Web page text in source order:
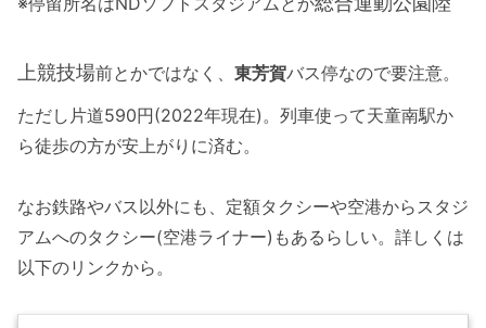
上競技場前とかではなく、 東芳賀バス停なので要注意。
ただし片道590円(2022年現在)。列車使って天童南駅か
ら徒歩の方が安上がりに済む。
なお鉄路やバス以外にも、定額タクシーや空港からスタジ
アムへのタクシー(空港ライナー)もあるらしい。詳しくは
以下のリンクから。